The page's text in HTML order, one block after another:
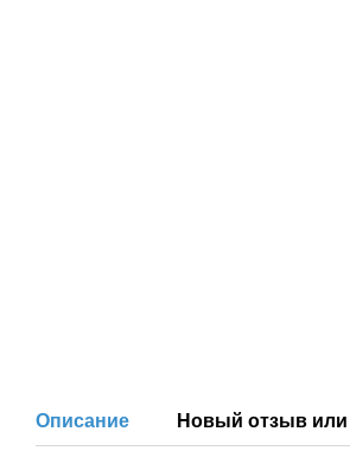
Описание Новый отзыв